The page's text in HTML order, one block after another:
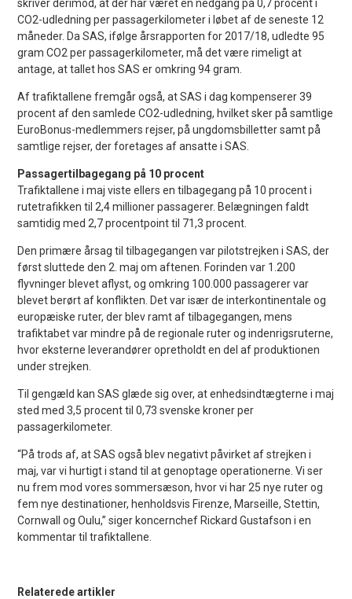
skriver derimod, at der har været en nedgang på 0,7 procent i
CO2-udledning per passagerkilometer i løbet af de seneste 12
måneder. Da SAS, ifølge årsrapporten for 2017/18, udledte 95
gram CO2 per passagerkilometer, må det være rimeligt at
antage, at tallet hos SAS er omkring 94 gram.
Af trafiktallene fremgår også, at SAS i dag kompenserer 39
procent af den samlede CO2-udledning, hvilket sker på samtlige
EuroBonus-medlemmers rejser, på ungdomsbilletter samt på
samtlige rejser, der foretages af ansatte i SAS.
Passagertilbagegang på 10 procent
Trafiktallene i maj viste ellers en tilbagegang på 10 procent i
rutetrafikken til 2,4 millioner passagerer. Belægningen faldt
samtidig med 2,7 procentpoint til 71,3 procent.
Den primære årsag til tilbagegangen var pilotstrejken i SAS, der
først sluttede den 2. maj om aftenen. Forinden var 1.200
flyvninger blevet aflyst, og omkring 100.000 passagerer var
blevet berørt af konflikten. Det var især de interkontinentale og
europæiske ruter, der blev ramt af tilbagegangen, mens
trafiktabet var mindre på de regionale ruter og indenrigsruterne,
hvor eksterne leverandører opretholdt en del af produktionen
under strejken.
Til gengæld kan SAS glæde sig over, at enhedsindtægterne i maj
sted med 3,5 procent til 0,73 svenske kroner per
passagerkilometer.
“På trods af, at SAS også blev negativt påvirket af strejken i
maj, var vi hurtigt i stand til at genoptage operationerne. Vi ser
nu frem mod vores sommersæson, hvor vi har 25 nye ruter og
fem nye destinationer, henholdsvis Firenze, Marseille, Stettin,
Cornwall og Oulu,” siger koncernchef Rickard Gustafson i en
kommentar til trafiktallene.
Relaterede artikler